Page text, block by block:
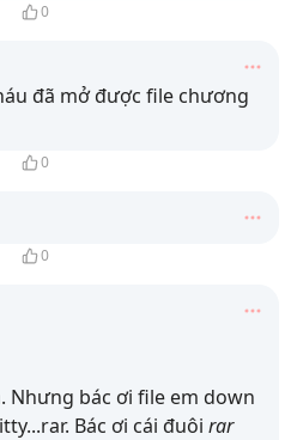
0
đã mở được file chương
0
0
Nhưng bác ơi file em down
Bác ơi cái đuôi rar